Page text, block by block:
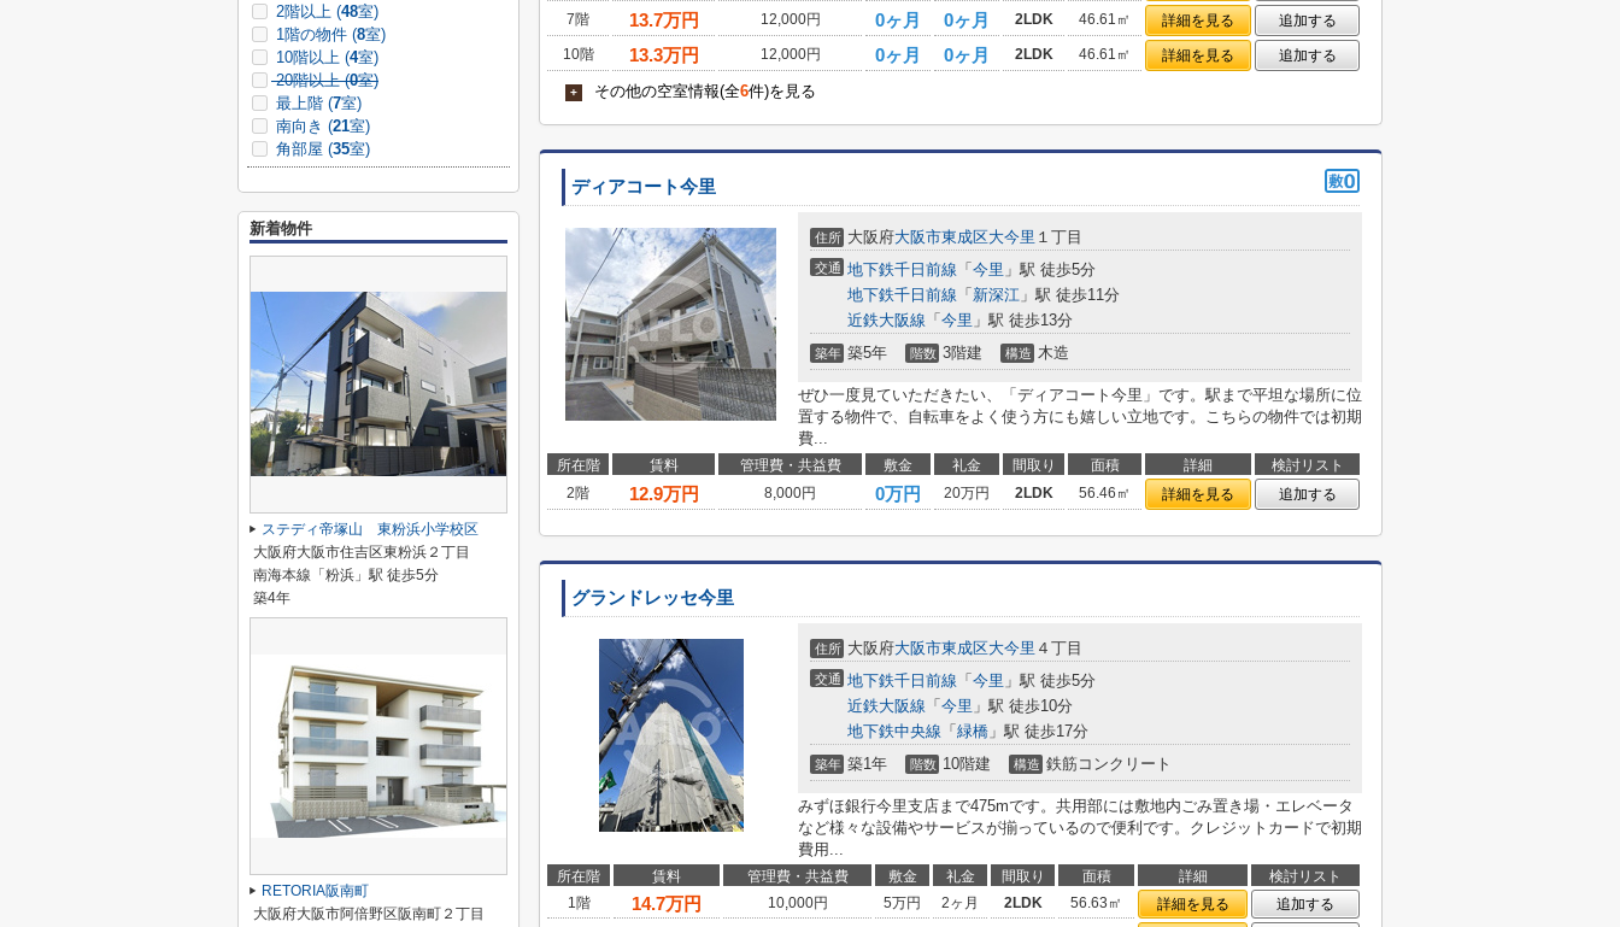
7階
13.7万円 12,000円 0ヶ月 0ヶ月 2LDK 46.61㎡ 詳細を見る
追加する
10階
13.3万円 12,000円 0ヶ月 0ヶ月 2LDK 46.61㎡ 詳細を見る 追加する
+ その他の空室情報(全6件)を見る
ディアコート今里
住所 大阪府大阪市東成区大今里 １丁目
交通 地下鉄千日前線 「 今里 」駅 徒歩5分
地下鉄千日前線 「 新深江 」駅 徒歩11分
近鉄大阪線 「 今里 」駅 徒歩13分
築年 築5年 階数 3階建 構造 木造
ぜひ一度見ていただきたい、「ディアコート今里」です。駅まで平坦な場所に位
置する物件で、自転車をよく使う方にも嬉しい立地です。こちらの物件では初期
費...
所在階 賃料 管理費・共益費 敷金 礼金 間取り 面積 詳細
検討リスト
2階
12.9万円 8,000円 0万円 20万円 2LDK 56.46㎡ 詳細を見る 追加する
グランドレッセ今里
住所 大阪府大阪市東成区大今里 ４丁目
交通 地下鉄千日前線 「 今里 」駅 徒歩5分
近鉄大阪線 「 今里 」駅 徒歩10分
地下鉄中央線 「 緑橋 」駅 徒歩17分
築年 築1年 階数 10階建 構造 鉄筋コンクリート
みずほ銀行今里支店まで475mです。共用部には敷地内ごみ置き場・エレベータ
など様々な設備やサービスが揃っているので便利です。クレジットカードで初期
費用...
所在階 賃料 管理費・共益費 敷金 礼金 間取り 面積 詳細
検討リスト
1階
14.7万円 10,000円 5万円 2ヶ月 2LDK 56.63㎡ 詳細を見る
追加する
2階以上 (48室)
1階の物件 (8室)
10階以上 (4室)
20階以上 (0室)
最上階 (7室)
南向き (21室)
角部屋 (35室)
新着物件
ステディ帝塚山 東粉浜小学校区
大阪府大阪市住吉区東粉浜２丁目
南海本線「粉浜」駅 徒歩5分
築4年
RETORIA阪南町
大阪府大阪市阿倍野区阪南町２丁目